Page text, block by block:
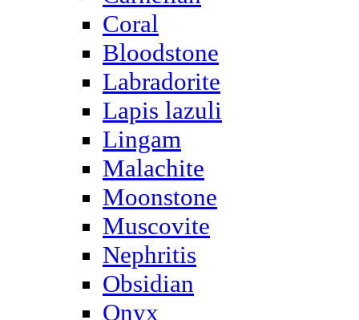
Coral
Bloodstone
Labradorite
Lapis lazuli
Lingam
Malachite
Moonstone
Muscovite
Nephritis
Obsidian
Onyx